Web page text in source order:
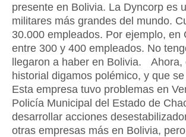
presente en Bolivia. La Dyncorp es
militares más grandes del mundo.
30.000 empleados. Por ejemplo,
entre 300 y 400 empleados. No
llegaron a haber en Bolivia.
historial digamos polémico, y que
Esta empresa tuvo problemas en
Policía Municipal del Estado de
desarrollar acciones
otras empresas más en Bolivia,